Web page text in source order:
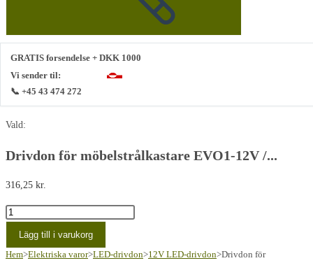
GRATIS forsendelse + DKK 1000
Vi sender til:
📞 +45 43 474 272
Vald:
Drivdon för möbelstrålkastare EVO1-12V /...
316,25 kr.
Møbelspots
driver
EVO1-
Lägg till i varukorg
Hem>Elektriska varor>LED-drivdon>12V LED-drivdon>Drivdon för